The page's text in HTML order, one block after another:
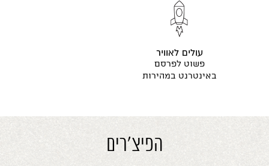
עולים לאוויר
פשוט לפרסם
באינטרנט במהירות
הפיצ'רים